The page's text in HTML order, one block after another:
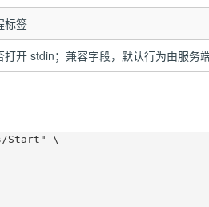
标签
打开 stdin；兼容字段，默认行为由服务
Start" \